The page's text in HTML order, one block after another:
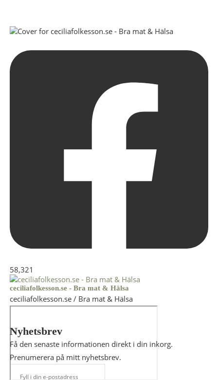
58,321
ceciliafolkesson.se - Bra mat & Hälsa
ceciliafolkesson.se / Bra mat & Hälsa
Nyhetsbrev
Få den senaste informationen direkt i din inkorg.
Prenumerera på mitt nyhetsbrev.